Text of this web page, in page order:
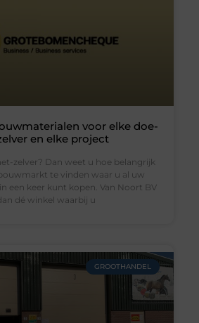
voor elke doe-
en elke project
zelver? Dan weet u hoe belangrijk
te vinden waar u al uw
een keer kunt kopen. Van Noort BV
dé winkel waarbij u
GROOTHANDEL